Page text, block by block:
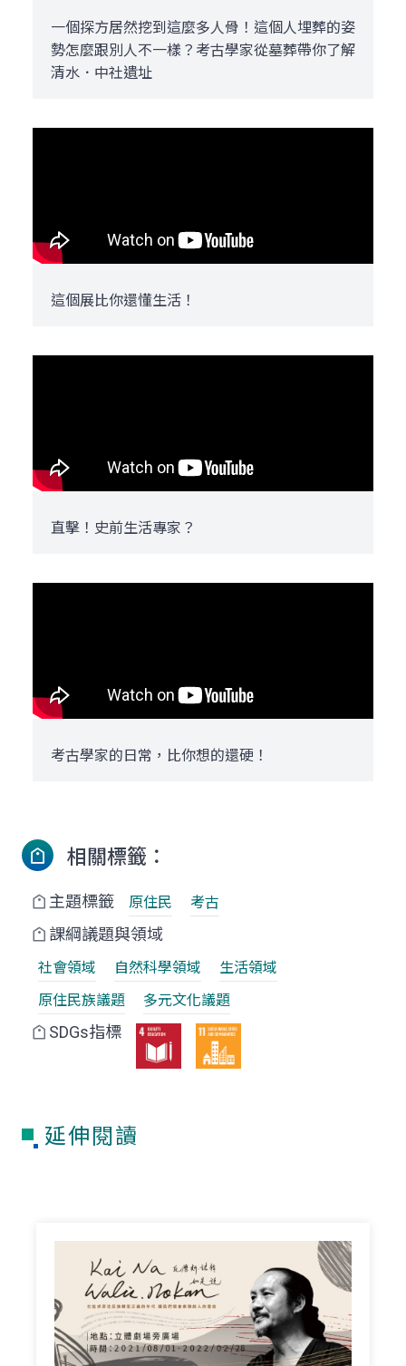
一個探方居然挖到這麼多人骨！這個人埋葬的姿
勢怎麼跟別人不一樣？考古學家從墓葬帶你了解
清水．中社遺址
這個展比你還懂生活！
直擊！史前生活專家？
考古學家的日常，比你想的還硬！
相關標籤：
主題標籤 原住民 考古
課綱議題與領域
社會領域 自然科學領域
生活領域
原住民族議題
多元文化議題
SDGs指標
延伸閱讀